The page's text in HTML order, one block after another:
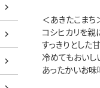
＜あきたこまち
コシヒカリを親
すっきりとした
冷めてもおいし
あったかいお味